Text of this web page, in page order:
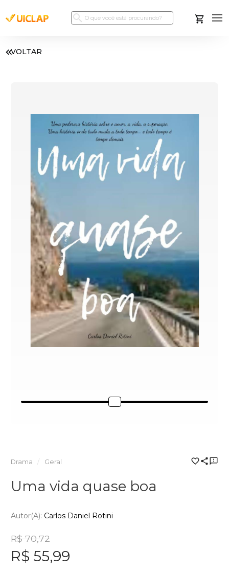
VOLTAR
Drama Geral
Uma vida quase boa
Autor(a): Carlos Daniel Rotini
R$ 70,72
R$ 55,99